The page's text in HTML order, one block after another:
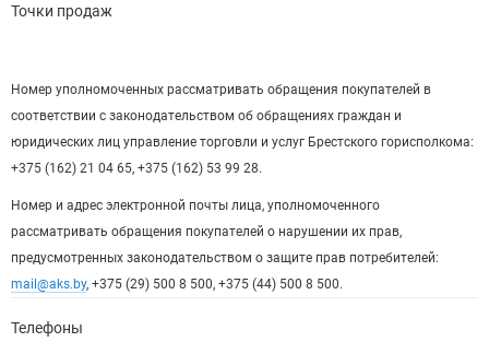
Точки продаж
Номер уполномоченных рассматривать обращения покупателей в
соответствии с законодательством об обращениях граждан и
юридических лиц управление торговли и услуг Брестского горисполкома:
+375 (162) 21 04 65, +375 (162) 53 99 28.
Номер и адрес электронной почты лица, уполномоченного
рассматривать обращения покупателей о нарушении их прав,
предусмотренных законодательством о защите прав потребителей:
mail@aks.by, +375 (29) 500 8 500, +375 (44) 500 8 500.
Телефоны